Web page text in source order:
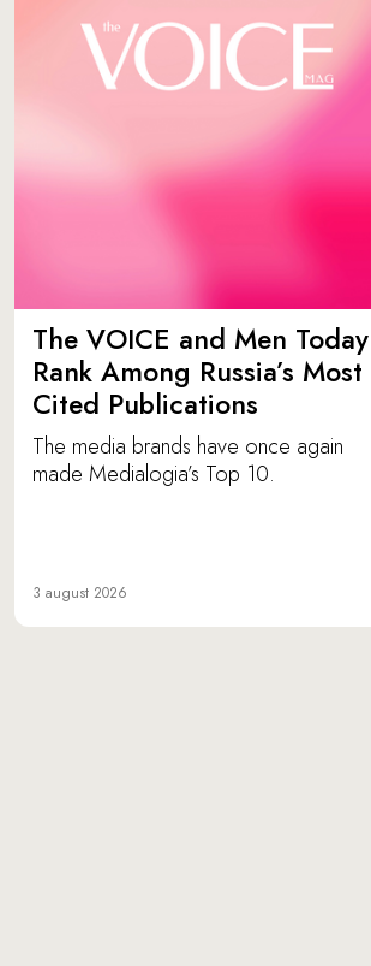
The VOICE and Men Today
Rank Among Russia’s Most
Cited Publications
The media brands have once again
made Medialogia’s Top 10.
3 august 2026